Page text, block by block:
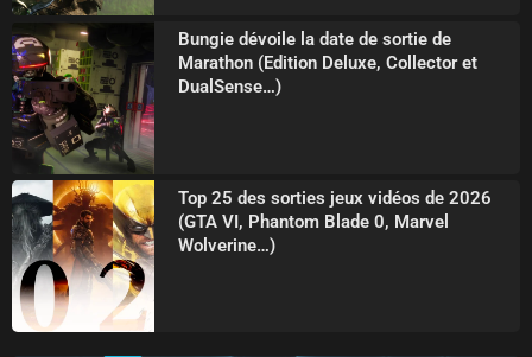
Bungie dévoile la date de sortie de
Marathon (Edition Deluxe, Collector et
DualSense…)
Top 25 des sorties jeux vidéos de 2026
(GTA VI, Phantom Blade 0, Marvel
Wolverine…)